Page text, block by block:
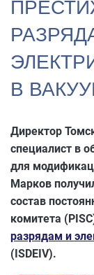
В
Директор
специалист в
для
Марков
состав
комитета
разрядам и
(ISDEIV).